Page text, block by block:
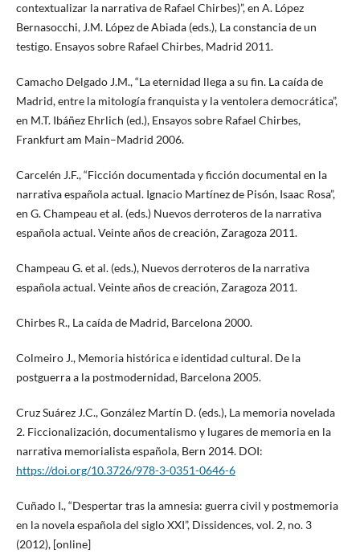
contextualizar la narrativa de Rafael Chirbes)”, en A. López
Bernasocchi, J.M. López de Abiada (eds.), La constancia de un
testigo. Ensayos sobre Rafael Chirbes, Madrid 2011.
Camacho Delgado J.M., “La eternidad llega a su fin. La caída de
Madrid, entre la mitología franquista y la ventolera democrática”,
en M.T. Ibáñez Ehrlich (ed.), Ensayos sobre Rafael Chirbes,
Frankfurt am Main–Madrid 2006.
Carcelén J.F., “Ficción documentada y ficción documental en la
narrativa española actual. Ignacio Martínez de Pisón, Isaac Rosa”,
en G. Champeau et al. (eds.) Nuevos derroteros de la narrativa
española actual. Veinte años de creación, Zaragoza 2011.
Champeau G. et al. (eds.), Nuevos derroteros de la narrativa
española actual. Veinte años de creación, Zaragoza 2011.
Chirbes R., La caída de Madrid, Barcelona 2000.
Colmeiro J., Memoria histórica e identidad cultural. De la
postguerra a la postmodernidad, Barcelona 2005.
Cruz Suárez J.C., González Martín D. (eds.), La memoria novelada
2. Ficcionalización, documentalismo y lugares de memoria en la
narrativa memorialista española, Bern 2014. DOI:
https://doi.org/10.3726/978-3-0351-0646-6
Cuñado I., “Despertar tras la amnesia: guerra civil y postmemoria
en la novela española del siglo XXI”, Dissidences, vol. 2, no. 3
(2012), [online]